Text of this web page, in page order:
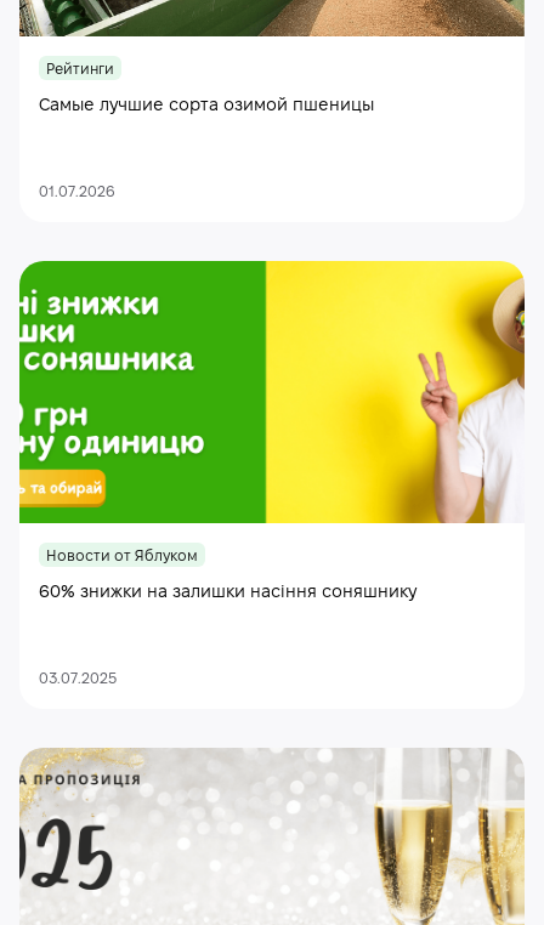
Рейтинги
Самые лучшие сорта озимой пшеницы
01.07.2026
Новости от Яблуком
60% знижки на залишки насіння соняшнику
03.07.2025